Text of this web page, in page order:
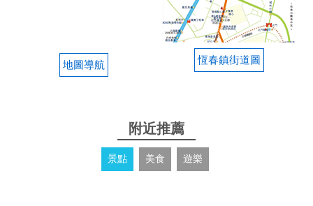
地圖導航 恆春鎮街道圖
附近推薦
景點 美食 遊樂